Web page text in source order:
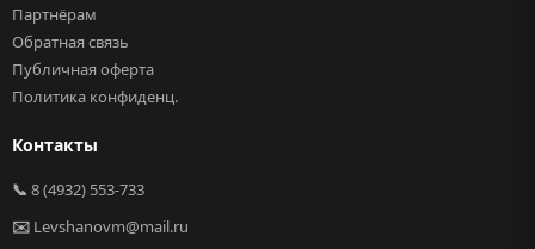
Партнёрам
Обратная связь
Публичная оферта
Политика конфиденц.
Контакты
📞 8 (4932) 553-733
✉️ Levshanovm@mail.ru